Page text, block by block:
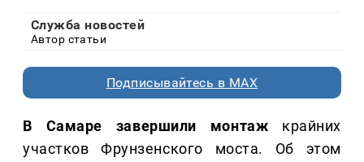
Служба новостей
Автор статьи
Подписывайтесь в MAX
В Самаре завершили монтаж крайних
участков Фрунзенского моста. Об этом